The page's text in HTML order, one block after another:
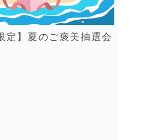
定】夏のご褒美抽選会